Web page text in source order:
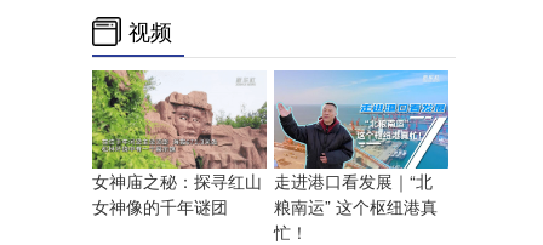
视频
女神庙之秘：探寻红山
女神像的千年谜团
走进港口看发展｜“北
粮南运” 这个枢纽港真
忙！